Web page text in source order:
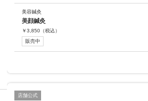
美容鍼灸
美顔鍼灸
￥3,850 （税込）
販売中
店舗公式